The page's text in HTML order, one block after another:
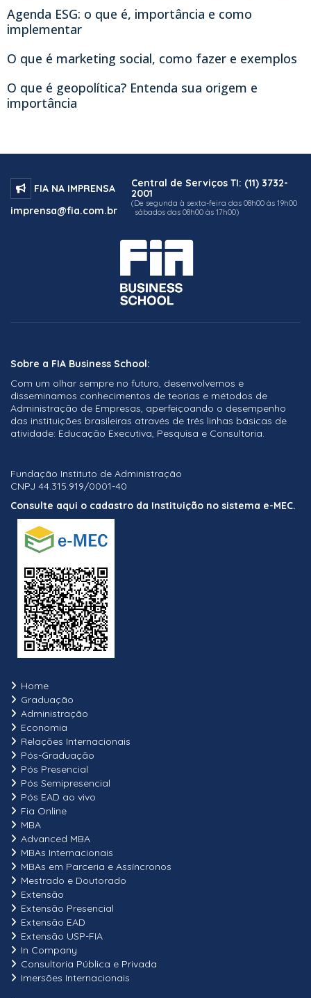
Agenda ESG: o que é, importância e como
implementar
O que é marketing social, como fazer e exemplos
O que é geopolítica? Entenda sua origem e
importância
FIA NA IMPRENSA
imprensa@fia.com.br
Central de Serviços TI: (11) 3732-
2001
(De segunda à sexta-feira das 08h00 às 19h00
sábados das 08h00 às 17h00)
Sobre a FIA Business School:
Com um olhar sempre no futuro, desenvolvemos e
disseminamos conhecimentos de teorias e métodos de
Administração de Empresas, aperfeiçoando o desempenho
das instituições brasileiras através de três linhas básicas de
atividade: Educação Executiva, Pesquisa e Consultoria.
Fundação Instituto de Administração
CNPJ 44.315.919/0001-40
Consulte aqui o cadastro da Instituição no sistema e-MEC.
Home
Graduação
Administração
Economia
Relações Internacionais
Pós-Graduação
Pós Presencial
Pós Semipresencial
Pós EAD ao vivo
Fia Online
MBA
Advanced MBA
MBAs Internacionais
MBAs em Parceria e Assíncronos
Mestrado e Doutorado
Extensão
Extensão Presencial
Extensão EAD
Extensão USP-FIA
In Company
Consultoria Pública e Privada
Imersões Internacionais